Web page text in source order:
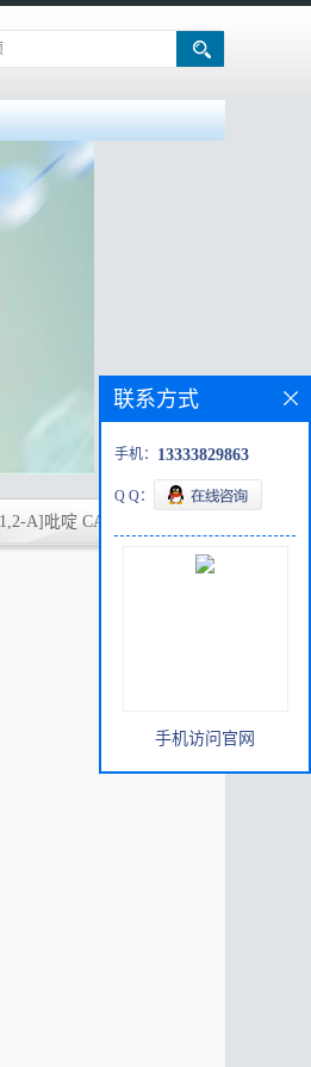
A]吡啶 CAS号:944580-
联系方式
手机： 13333829863
Q Q：
手机访问官网